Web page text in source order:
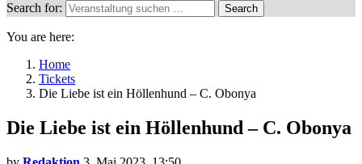
Search for:
Search
You are here:
Home
Tickets
Die Liebe ist ein Höllenhund – C. Obonya
Die Liebe ist ein Höllenhund – C. Obonya